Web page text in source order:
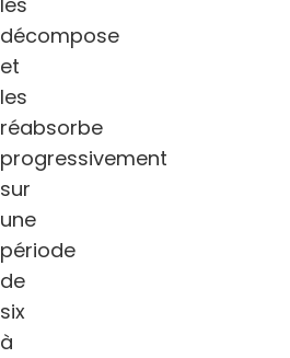
décompose
et
les
réabsorbe
progressivement
sur
une
période
de
six
à